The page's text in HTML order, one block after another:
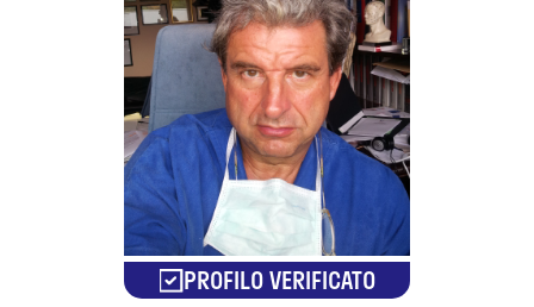
PROFILO VERIFICATO